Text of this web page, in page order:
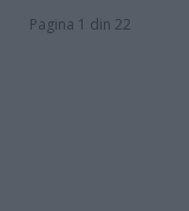
Pagina 1 din 22